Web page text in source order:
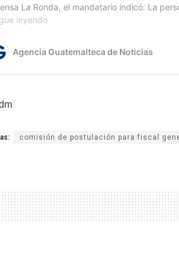
comisión de postulación para fiscal